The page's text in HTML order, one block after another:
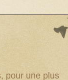
pour une plus